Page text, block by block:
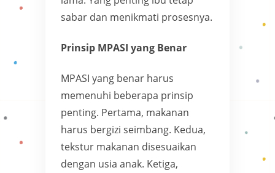
sabar dan menikmati prosesnya.
Prinsip MPASI yang Benar
MPASI yang benar harus
memenuhi beberapa prinsip
penting. Pertama, makanan
harus bergizi seimbang. Kedua,
tekstur makanan disesuaikan
dengan usia anak. Ketiga,